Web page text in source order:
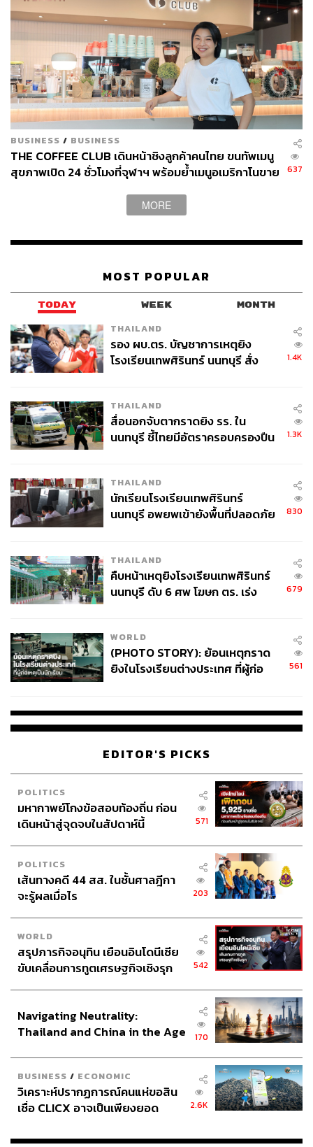
แบรนด์คราฟต์ช็อกโกแลตสัญชาติไทยที่คนรักช็อกโกแลตตัว
จริงต้องรู้จัก เพราะที่นี่เกิดจากเจ้าของที่มีใจรักในโกโก้ และ
นำโกโก้หลายสายพันธุ์ทั้งในไทยและต่างประเทศมาเปลี่ยน
เป็นเมนูช็อกโกแลตต่างๆ ที่โชว์รสชาติและความสร้างสรรค์
ได้อย่างเต็มเปี่ยม แถมช็อกโกแลตหลายชนิดของร้านนี้ก็เคย
ชนะรางวัลต่างๆ มากมาย
รสชาติแปลกใหม่มาให้ลองกันอยู่ตลอด เช่น เมี่ยงคำ ต้มข่า
เขียวหวาน หรือ ‘ม่อจี๋’ ที่มีขายเฉพาะสาขาภูเก็ต
เปิดทุกวันอังคาร-อาทิตย์ เวลา 10.00-20.00 น., Centric รัช
โยธิน เปิดทุกวัน เวลา 09.00-19.00 น. และJW Marriott Hotel
Bangkok เปิดทุกวัน เวลา 10.00-23.00 น.
4. 31 Degrees by Kad Kokoa
แม้ตอนนี้ร้าน Kad Kokoa จะปิดปรับปรุงใหม่จนสิ้นปี แต่คน
ที่รักความคราฟต์ของแบรนด์นี้ก็ไม่ต้องเสียใจ เพราะเขายังมี
ร้านอาหารและคาเฟ่ช็อกโกแลตอีกแห่ง ‘31 Degrees’ ที่เพิ่ง
เปิดใหม่ในซอยสุขุมวิท 31 ให้แวะไปนั่งกินอาหารและขนม
กันได้เหมือนเดิม
ร้านนี้จะเสิร์ฟทั้งเมนูขนมที่ทำจากช็อกโกแลตไทยและ
อาหารที่ใช้โกโก้เป็นส่วนผสมแทบทุกจาน โดยทีมครัวของ
ร้านเป็นทีมเชฟระดับประเทศ Bocuse d’Or Thailand ที่ไป
แข่งทำอาหารบนเวทีโลก เพราะฉะนั้นบอกเลยว่าหน้าตา
อาหารและของหวานที่นี่ไม่มีทางธรรมดา
31 Degrees by Kad KoKoaเปิดทุกวัน เวลา 08.00-22.00 น.
BUSINESS / BUSINESS
THE COFFEE CLUB เดินหน้าชิงลูกค้าคนไทย ขนทัพเมนู
สุขภาพเปิด 24 ชั่วโมงที่จุฬาฯ พร้อมย้ำเมนูอเมริกาโนขาย
637
MORE
MOST POPULAR
TODAY WEEK MONTH
THAILAND
รอง ผบ.ตร. บัญชาการเหตุยิง
โรงเรียนเทพศิรินทร์ นนทบุรี สั่ง
1.4K
THAILAND
สื่อนอกจับตากราดยิง รร. ใน
นนทบุรี ชี้ไทยมีอัตราครอบครองปืน
1.3K
THAILAND
นักเรียนโรงเรียนเทพศิรินทร์
นนทบุรี อพยพเข้ายังพื้นที่ปลอดภัย
830
THAILAND
คืบหน้าเหตุยิงโรงเรียนเทพศิรินทร์
นนทบุรี ดับ 6 ศพ โฆษก ตร. เร่ง
679
WORLD
(PHOTO STORY): ย้อนเหตุกราด
ยิงในโรงเรียนต่างประเทศ ที่ผู้ก่อ
561
EDITOR'S PICKS
POLITICS
มหากาพย์โกงข้อสอบท้องถิ่น ก่อน
เดินหน้าสู่จุดจบในสัปดาห์นี้
571
POLITICS
เส้นทางคดี 44 สส. ในชั้นศาลฎีกา
จะรู้ผลเมื่อไร
203
WORLD
สรุปภารกิจอนุทิน เยือนอินโดนีเซีย
ขับเคลื่อนการทูตเศรษฐกิจเชิงรุก
542
Navigating Neutrality:
Thailand and China in the Age
170
BUSINESS / ECONOMIC
วิเคราะห์ปรากฏการณ์คนแห่ขอสิน
เชื่อ CLICX อาจเป็นเพียงยอด
เรือนไทยที่ถูกซุกไว้
2.6K